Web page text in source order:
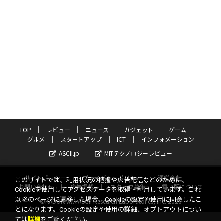
TOP レビュー ニュース ガジェット
ゲーム
グルメ
スタートアップ ICT
インフォメーション
ASCII.jp
MITテクノロジーレビュー
サイトポリシー プライバシーポリシー
運営会社
お問い合わせ
広告掲載 スタッフ募集
電子版について
©KADOKAWA ASCII Research Laboratories, Inc. 2026
このサイトでは、利用状況の把握や広告配信などのために、
Cookieを使用してアクセスデータを取得・利用しています。これ
以降のページに遷移した場合、Cookieの設定や使用に同意したこ
とになります。Cookieの設定や使用の詳細、オプトアウトについ
ては詳細 をご覧ください。